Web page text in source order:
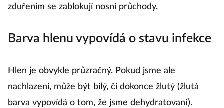
zduřením se zablokují nosní průchody.
Barva hlenu vypovídá o stavu infekce
Hlen je obvykle průzračný. Pokud jsme ale
nachlazení, může být bílý, či dokonce žlutý (žlutá
barva vypovídá o tom, že jsme dehydratovaní).